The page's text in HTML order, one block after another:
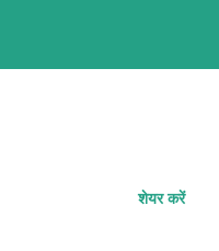
शेयर करें